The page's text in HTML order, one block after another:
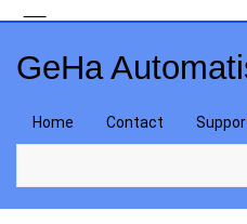
GeHa
Home Contact